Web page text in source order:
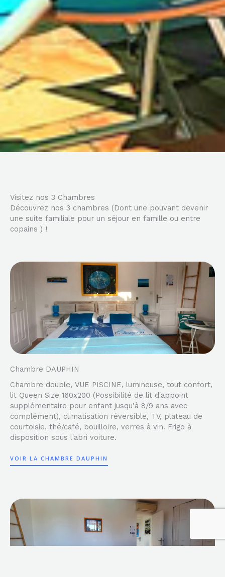
Visitez nos 3 Chambres
Découvrez nos 3 chambres (Dont une pouvant devenir
une suite familiale pour un séjour en famille ou entre
copains ) !
Chambre DAUPHIN
Chambre double, VUE PISCINE, lumineuse, tout confort,
lit Queen Size 160x200 (Possibilité de lit d'appoint
supplémentaire pour enfant jusqu’à 8/9 ans avec
complément), climatisation réversible, TV, plateau de
courtoisie, thé/café, bouilloire, verres à vin. Frigo à
disposition sous l'abri voiture.
VOIR LA CHAMBRE DAUPHIN